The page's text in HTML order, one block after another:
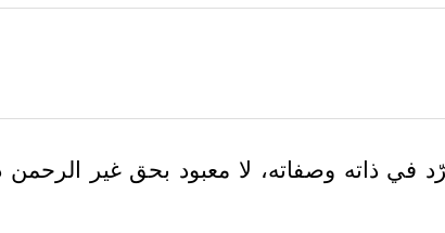
في ذاته وصفاته، لا معبود بحق غير الرحمن